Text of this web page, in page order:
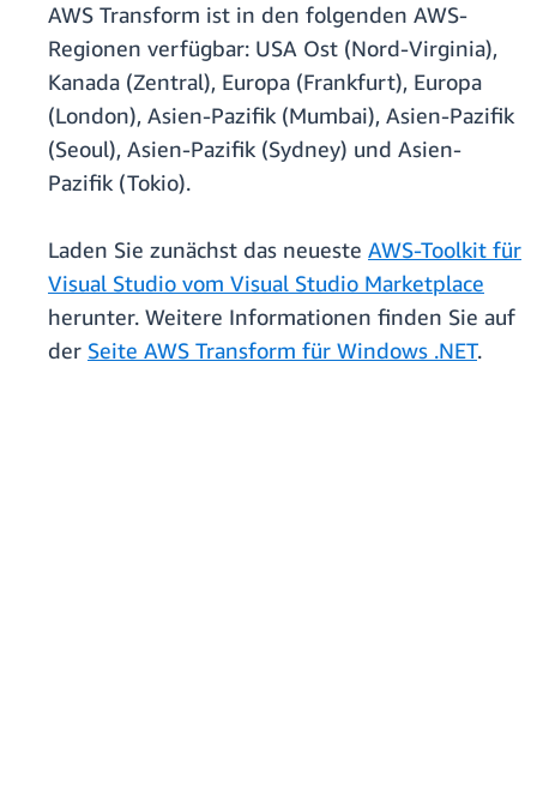
AWS Transform ist in den folgenden AWS-
Regionen verfügbar: USA Ost (Nord-Virginia),
Kanada (Zentral), Europa (Frankfurt), Europa
(London), Asien-Pazifik (Mumbai), Asien-Pazifik
(Seoul), Asien-Pazifik (Sydney) und Asien-
Pazifik (Tokio).
Laden Sie zunächst das neueste AWS-Toolkit für
Visual Studio vom Visual Studio Marketplace
herunter. Weitere Informationen finden Sie auf
der Seite AWS Transform für Windows .NET.